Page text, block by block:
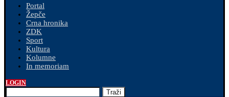
Portal
Žepče
Crna hronika
ZDK
Sport
Kultura
Kolumne
In memoriam
LOGIN
Traži